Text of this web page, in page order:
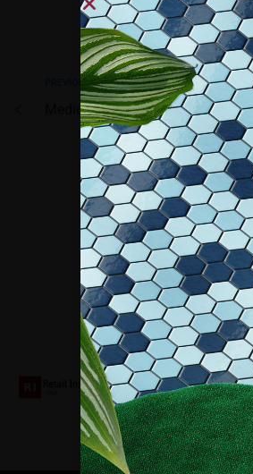
PREVIOUS
Medium (1/2 pagina)
Collaboriamo con